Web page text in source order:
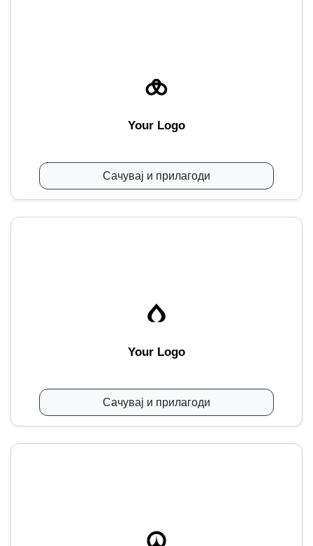
Your Logo
Сачувај и прилагоди
Your Logo
Сачувај и прилагоди